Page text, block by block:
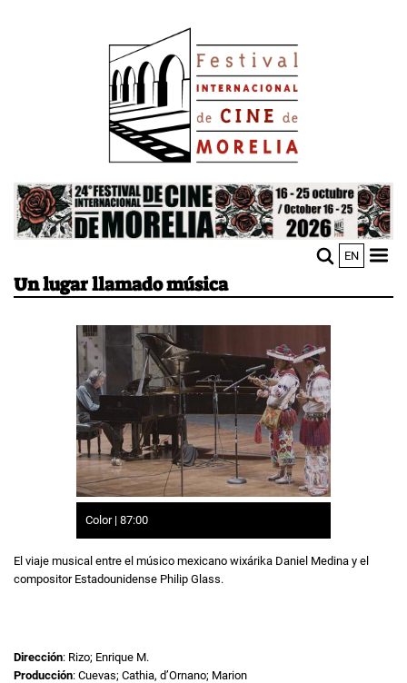
Image
EN
menu
Un lugar llamado música
Color | 87:00
El viaje musical entre el músico mexicano wixárika Daniel Medina y el
compositor Estadounidense Philip Glass.
Dirección: Rizo; Enrique M.
Producción: Cuevas; Cathia, d’Ornano; Marion